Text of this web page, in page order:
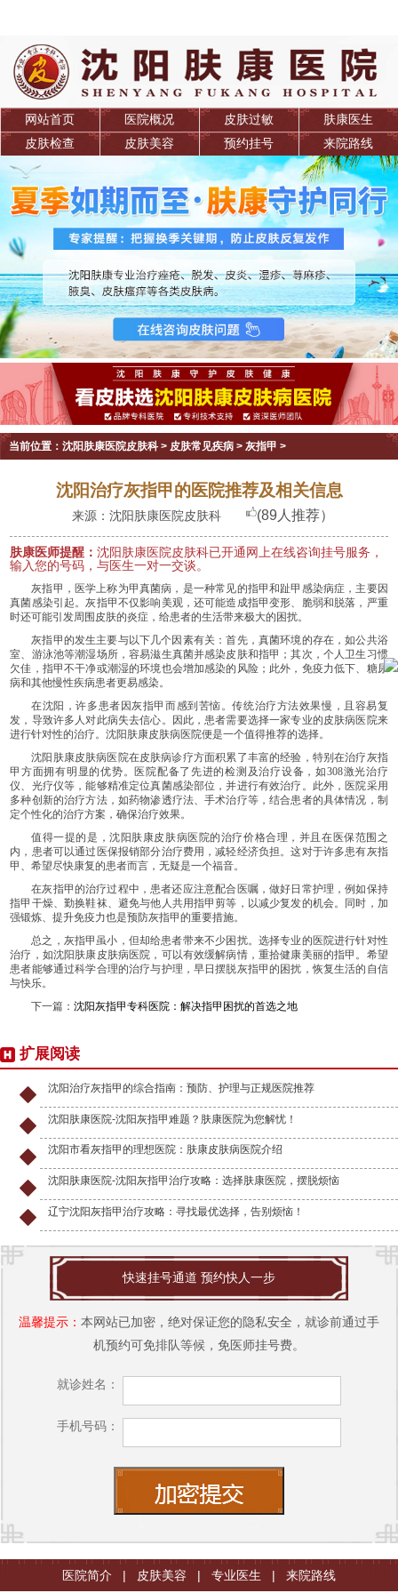
网站首页 医院概况 皮肤过敏
肤康医生
皮肤检查
皮肤美容 预约挂号 来院路线
当前位置： 沈阳肤康医院皮肤科> 皮肤常见疾病> 灰指甲 >
沈阳治疗灰指甲的医院推荐及相关信息
来源：沈阳肤康医院皮肤科 (89人推荐）
肤康医师提醒：沈阳肤康医院皮肤科已开通网上在线咨询挂号服务，
输入您的号码，与医生一对一交谈。
灰指甲，医学上称为甲真菌病，是一种常见的指甲和趾甲感染病症，主要因
真菌感染引起。灰指甲不仅影响美观，还可能造成指甲变形、脆弱和脱落，严重
时还可能引发周围皮肤的炎症，给患者的生活带来极大的困扰。
灰指甲的发生主要与以下几个因素有关：首先，真菌环境的存在，如公共浴
室、游泳池等潮湿场所，容易滋生真菌并感染皮肤和指甲；其次，个人卫生习惯
欠佳，指甲不干净或潮湿的环境也会增加感染的风险；此外，免疫力低下、糖尿
病和其他慢性疾病患者更易感染。
在沈阳，许多患者因灰指甲而感到苦恼。传统治疗方法效果慢，且容易复
发，导致许多人对此病失去信心。因此，患者需要选择一家专业的皮肤病医院来
进行针对性的治疗。沈阳肤康皮肤病医院便是一个值得推荐的选择。
沈阳肤康皮肤病医院在皮肤病诊疗方面积累了丰富的经验，特别在治疗灰指
甲方面拥有明显的优势。医院配备了先进的检测及治疗设备，如308激光治疗
仪、光疗仪等，能够精准定位真菌感染部位，并进行有效治疗。此外，医院采用
多种创新的治疗方法，如药物渗透疗法、手术治疗等，结合患者的具体情况，制
定个性化的治疗方案，确保治疗效果。
值得一提的是，沈阳肤康皮肤病医院的治疗价格合理，并且在医保范围之
内，患者可以通过医保报销部分治疗费用，减轻经济负担。这对于许多患有灰指
甲、希望尽快康复的患者而言，无疑是一个福音。
在灰指甲的治疗过程中，患者还应注意配合医嘱，做好日常护理，例如保持
指甲干燥、勤换鞋袜、避免与他人共用指甲剪等，以减少复发的机会。同时，加
强锻炼、提升免疫力也是预防灰指甲的重要措施。
总之，灰指甲虽小，但却给患者带来不少困扰。选择专业的医院进行针对性
治疗，如沈阳肤康皮肤病医院，可以有效缓解病情，重拾健康美丽的指甲。希望
患者能够通过科学合理的治疗与护理，早日摆脱灰指甲的困扰，恢复生活的自信
与快乐。
下一篇：沈阳灰指甲专科医院：解决指甲困扰的首选之地
扩展阅读
沈阳治疗灰指甲的综合指南：预防、护理与正规医院推荐
沈阳肤康医院-沈阳灰指甲难题？肤康医院为您解忧！
沈阳市看灰指甲的理想医院：肤康皮肤病医院介绍
沈阳肤康医院-沈阳灰指甲治疗攻略：选择肤康医院，摆脱烦恼
辽宁沈阳灰指甲治疗攻略：寻找最优选择，告别烦恼！
快速挂号通道 预约快人一步
温馨提示： 本网站已加密，绝对保证您的隐私安全，就诊前通过手
机预约可免排队等候，免医师挂号费。
就诊姓名：
手机号码：
医院简介 | 皮肤美容 | 专业医生 | 来院路线